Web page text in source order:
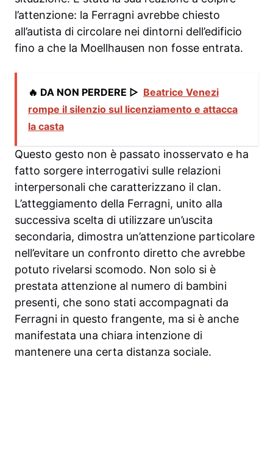
l’attenzione: la Ferragni avrebbe chiesto
all’autista di circolare nei dintorni dell’edificio
fino a che la Moellhausen non fosse entrata.
🔥 DA NON PERDERE ▷ Beatrice Venezi
rompe il silenzio sul licenziamento e attacca
la casta
Questo gesto non è passato inosservato e ha
fatto sorgere interrogativi sulle relazioni
interpersonali che caratterizzano il clan.
L’atteggiamento della Ferragni, unito alla
successiva scelta di utilizzare un’uscita
secondaria, dimostra un’attenzione particolare
nell’evitare un confronto diretto che avrebbe
potuto rivelarsi scomodo. Non solo si è
prestata attenzione al numero di bambini
presenti, che sono stati accompagnati da
Ferragni in questo frangente, ma si è anche
manifestata una chiara intenzione di
mantenere una certa distanza sociale.